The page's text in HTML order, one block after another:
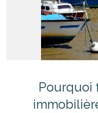
Pourquoi